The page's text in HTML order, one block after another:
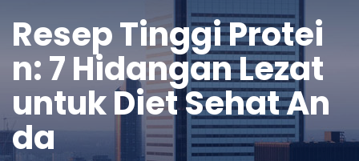
Resep Tinggi Protei
n: 7 Hidangan Lezat
untuk Diet Sehat An
da